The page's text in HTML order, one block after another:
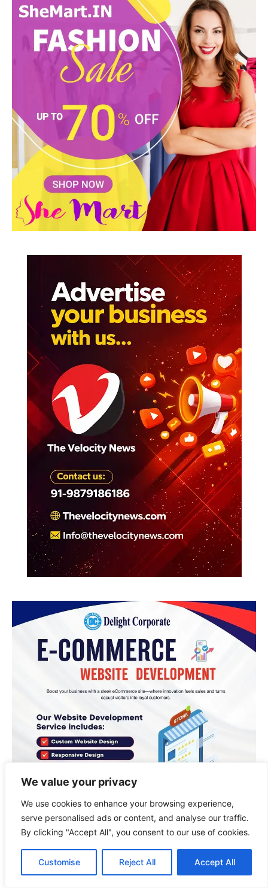
We value your privacy
We use cookies to enhance your browsing experience,
serve personalised ads or content, and analyse our traffic.
By clicking "Accept All", you consent to our use of cookies.
Customise Reject All Accept All
Popular